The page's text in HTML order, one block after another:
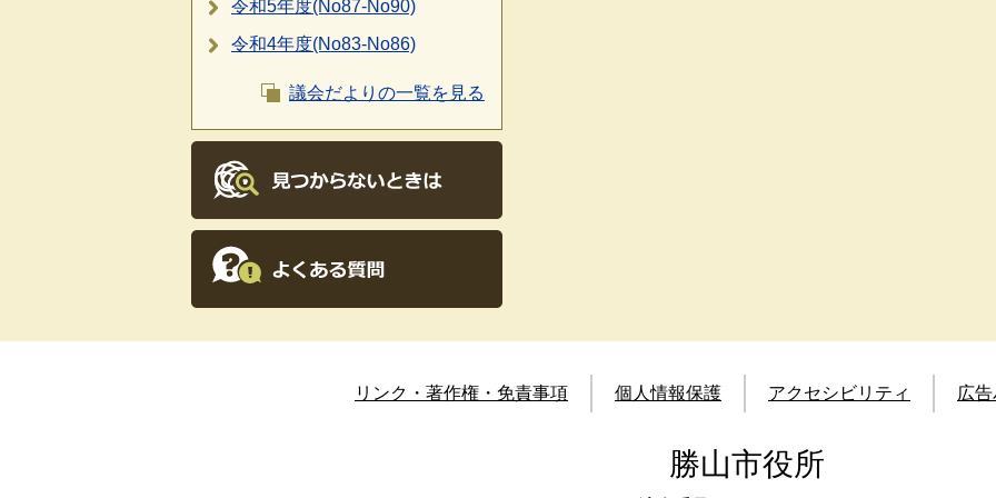
令和5年度(No87-No90)
令和4年度(No83-No86)
議会だよりの一覧を見る
リンク・著作権・免責事項 個人情報保護 アクセシビリティ 広
勝山市役所